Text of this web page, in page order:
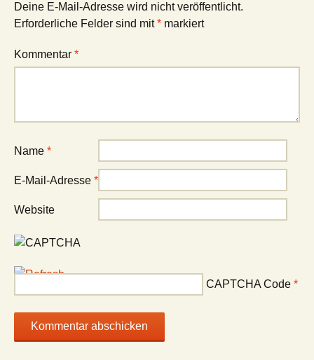
Deine E-Mail-Adresse wird nicht veröffentlicht.
Erforderliche Felder sind mit* markiert
Kommentar *
Name *
E-Mail-Adresse *
Website
CAPTCHA Code *